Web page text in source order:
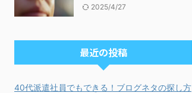
2025/4/27
最近の投稿
40代派遣社員でもできる！ブログネタの探し方